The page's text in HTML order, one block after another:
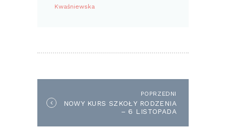
Kwaśniewska
POPRZEDNI
NOWY KURS SZKOŁY RODZENIA
– 6 LISTOPADA